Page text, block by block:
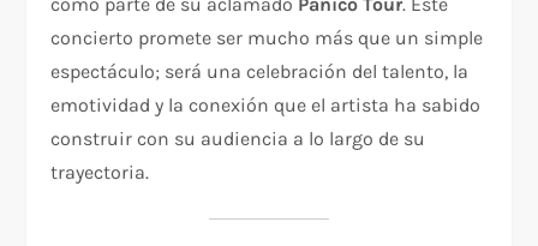
como parte de su aclamado Pánico Tour. Este
concierto promete ser mucho más que un simple
espectáculo; será una celebración del talento, la
emotividad y la conexión que el artista ha sabido
construir con su audiencia a lo largo de su
trayectoria.